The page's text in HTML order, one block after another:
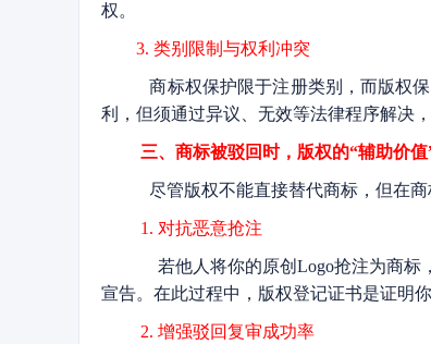
权。
3. 类别限制与权利冲突
商标权保护限于注册类别，而版权
利，但须通过异议、无效等法律程序解决
三、商标被驳回时，版权的“辅助价值
尽管版权不能直接替代商标，但在
1. 对抗恶意抢注
若他人将你的原创Logo抢注为商标
宣告。在此过程中，版权登记证书是证明
2. 增强驳回复审成功率